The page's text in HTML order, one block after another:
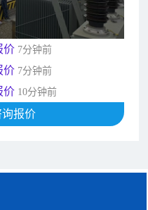
价
价5分钟前
价 7分钟前
价 7分钟前
价 10分钟前
价1秒前
报价